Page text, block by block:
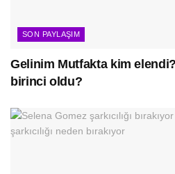
SON PAYLAŞIM
Gelinim Mutfakta kim
birinci oldu?